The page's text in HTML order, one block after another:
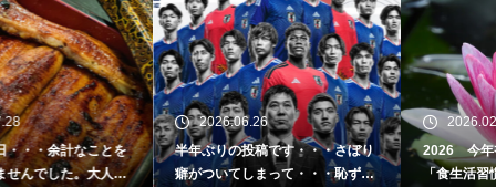
2026.06.26
半年ぶりの投稿です・・・さぼり
癖がついてしまって・・・恥ずか
2026.02.16
2026 今年初めての投稿・・・
「食生活習慣の改善」が今年のテ